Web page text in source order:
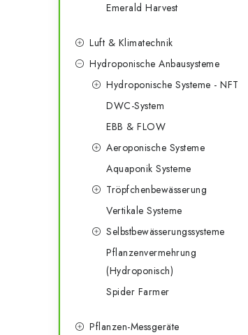
Emerald Harvest
Luft & Klimatechnik
Hydroponische Anbausysteme
Hydroponische Systeme - NFT
DWC-System
EBB & FLOW
Aeroponische Systeme
Aquaponik Systeme
Tröpfchenbewässerung
Vertikale Systeme
Selbstbewässerungssysteme
Pflanzenvermehrung
(Hydroponisch)
Spider Farmer
Pflanzen-Messgeräte